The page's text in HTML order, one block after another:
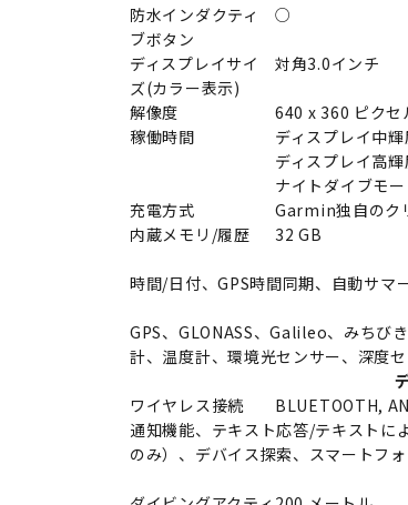
防水インダクティ
ブボタン
○
ディスプレイサイ
ズ(カラー表示)
対角3.0インチ
解像度
640 x 360 ピクセ
稼働時間
ディスプレイ中
ディスプレイ高
ナイトダイブモ
充電方式
Garmin独自のク
内蔵メモリ/履歴
32 GB
時間/日付、GPS時間同期、自動サマ
GPS、GLONASS、Galileo、みちび
計、温度計、環境光センサー、深度
ワイヤレス接続
BLUETOOTH,
通知機能、テキスト応答/テキスト
のみ）、デバイス探索、スマート